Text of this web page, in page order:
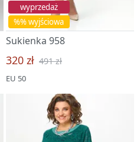
%% wyjściowa
wyprzedaż
Sukienka 958
320 zł 491 zł
EU 50